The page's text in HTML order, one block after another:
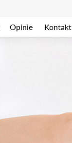
Opinie Kontakt